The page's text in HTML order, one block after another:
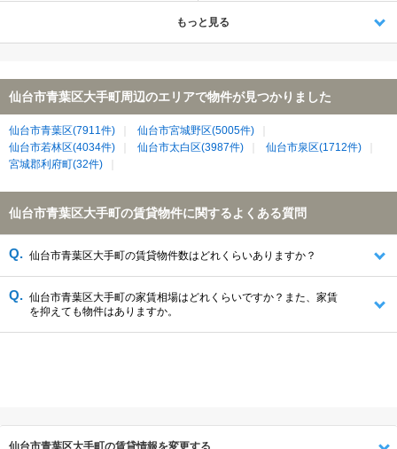
もっと見る
仙台市青葉区大手町周辺のエリアで物件が見つかりました
仙台市青葉区(7911件)
仙台市宮城野区(5005件)
仙台市若林区(4034件)
仙台市太白区(3987件)
仙台市泉区(1712件)
宮城郡利府町(32件)
仙台市青葉区大手町の賃貸物件に関するよくある質問
仙台市青葉区大手町の賃貸物件数はどれくらいありますか？
仙台市青葉区大手町の家賃相場はどれくらいですか？また、家賃
を抑えても物件はありますか。
仙台市青葉区大手町の賃貸情報を変更する